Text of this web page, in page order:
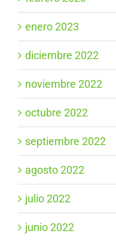
enero 2023
diciembre 2022
noviembre 2022
octubre 2022
septiembre 2022
agosto 2022
julio 2022
junio 2022